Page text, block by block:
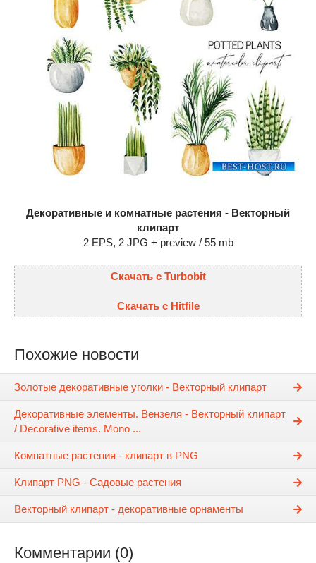
Декоративные и комнатные растения - Векторный
клипарт
2 EPS, 2 JPG + preview / 55 mb
Скачать с Turbobit
Скачать с Hitfile
Похожие новости
Золотые декоративные уголки - Векторный клипарт
Декоративные элементы. Вензеля - Векторный клипарт
/ Decorative items. Mono ...
Комнатные растения - клипарт в PNG
Клипарт PNG - Садовые растения
Векторный клипарт - декоративные орнаменты
Комментарии (0)